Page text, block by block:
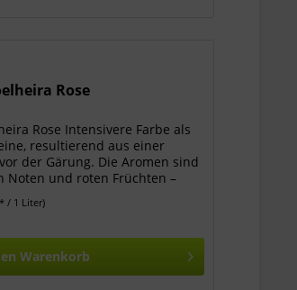
Rose
Rose Intensivere Farbe als
resultierend aus einer
der Gärung. Die Aromen sind
Noten und roten Früchten –
/ 1 Liter)
Warenkorb